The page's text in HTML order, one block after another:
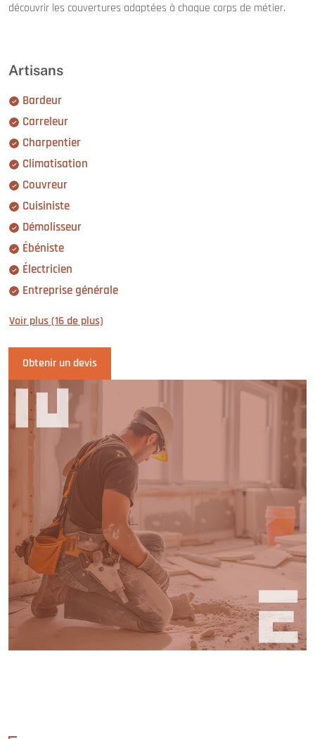
découvrir les couvertures adaptées à chaque corps de métier.
Artisans
Bardeur
Carreleur
Charpentier
Climatisation
Couvreur
Cuisiniste
Démolisseur
Ébéniste
Électricien
Entreprise générale
Voir plus (16 de plus)
Obtenir un devis